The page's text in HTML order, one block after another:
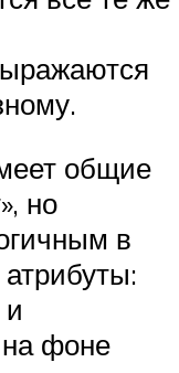
общие
но
в
фоне